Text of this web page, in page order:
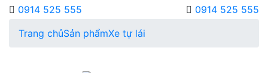
0914 525 555
0914 525 555
Trang chủSản phẩmXe tự lái